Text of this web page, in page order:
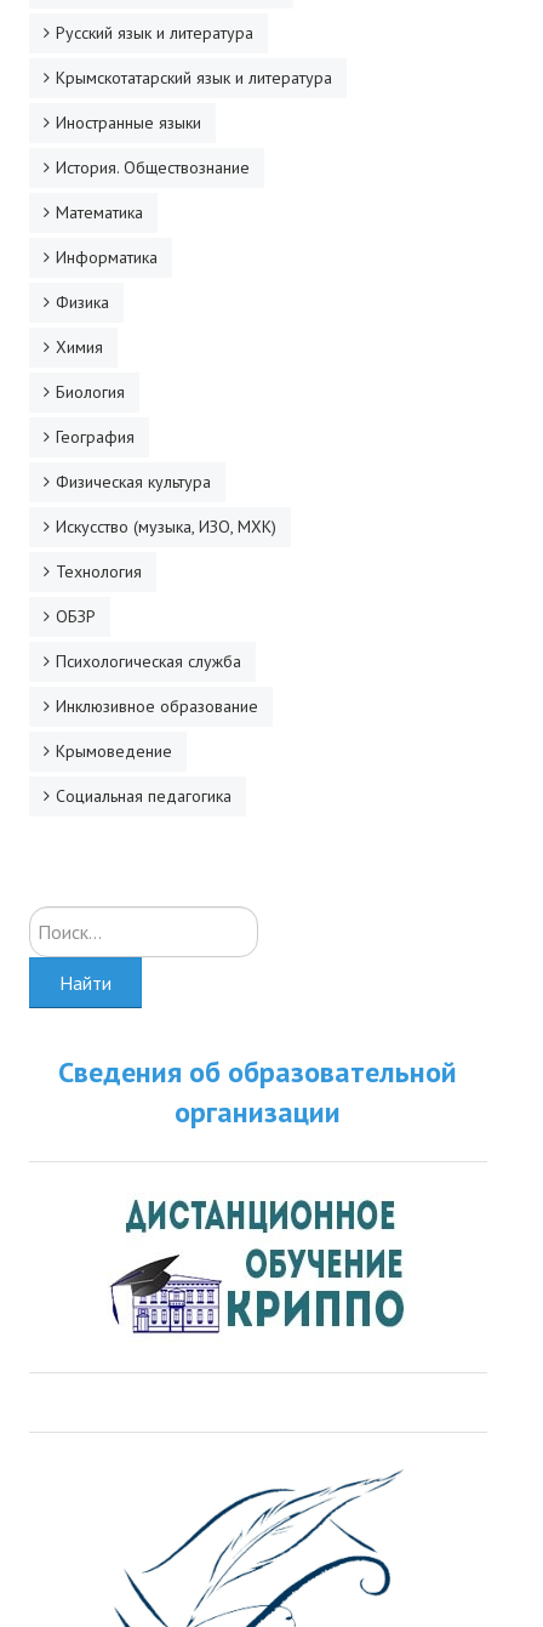
Русский язык и литература
Крымскотатарский язык и литература
Иностранные языки
История. Обществознание
Математика
Информатика
Физика
Химия
Биология
География
Физическая культура
Искусство (музыка, ИЗО, МХК)
Технология
ОБЗР
Психологическая служба
Инклюзивное образование
Крымоведение
Социальная педагогика
Искать...
Найти
Сведения об образовательной
организации